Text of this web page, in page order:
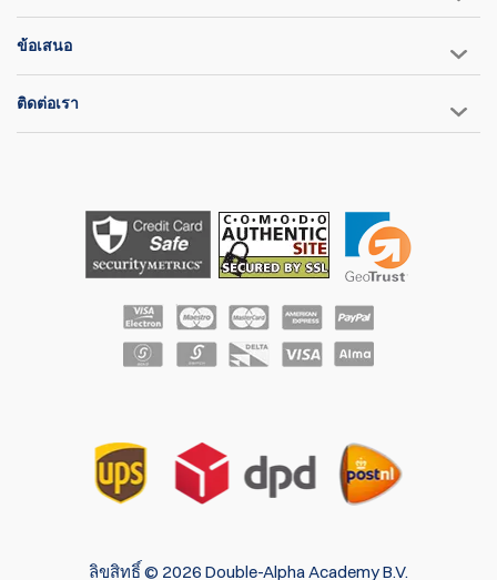
ข้อเสนอ
ติดต่อเรา
ลิขสิทธิ์ © 2026 Double-Alpha Academy B.V.